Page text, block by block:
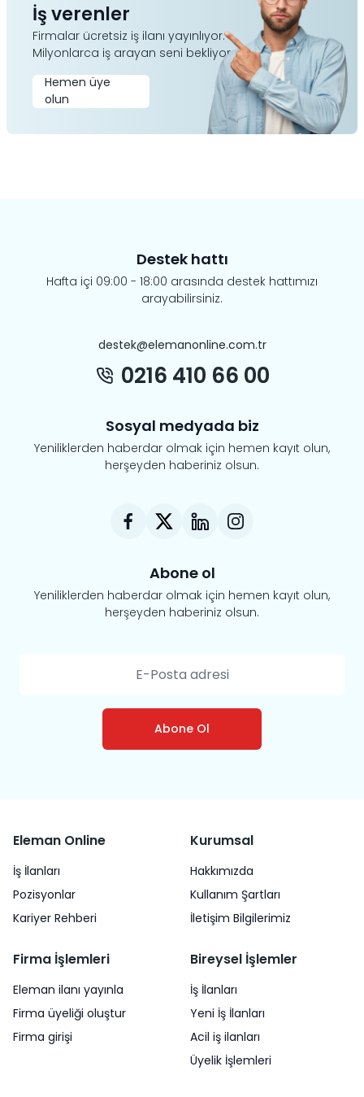
İş verenler
Firmalar ücretsiz iş ilanı yayınlıyor.
Milyonlarca iş arayan seni bekliyor.
Hemen üye
olun
Destek hattı
Hafta içi 09:00 - 18:00 arasında destek hattımızı
arayabilirsiniz.
destek@elemanonline.com.tr
0216 410 66 00
Sosyal medyada biz
Yeniliklerden haberdar olmak için hemen kayıt olun,
herşeyden haberiniz olsun.
Abone ol
Yeniliklerden haberdar olmak için hemen kayıt olun,
herşeyden haberiniz olsun.
Abone Ol
Eleman Online
İş İlanları
Pozisyonlar
Kariyer Rehberi
Kurumsal
Hakkımızda
Kullanım Şartları
İletişim Bilgilerimiz
Firma İşlemleri
Eleman ilanı yayınla
Firma üyeliği oluştur
Firma girişi
Bireysel İşlemler
İş İlanları
Yeni İş İlanları
Acil iş ilanları
Üyelik İşlemleri